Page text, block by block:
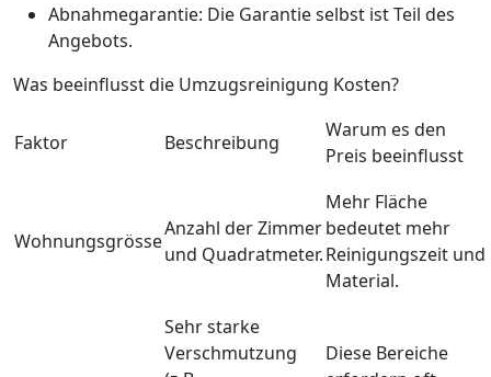
Abnahmegarantie: Die Garantie selbst ist Teil des
Angebots.
Was beeinflusst die Umzugsreinigung Kosten?
Faktor Beschreibung
Warum es den
Preis beeinflusst
Wohnungsgrösse
Anzahl der Zimmer
und Quadratmeter.
Mehr Fläche
bedeutet mehr
Reinigungszeit und
Material.
Sehr starke
Verschmutzung
Diese Bereiche